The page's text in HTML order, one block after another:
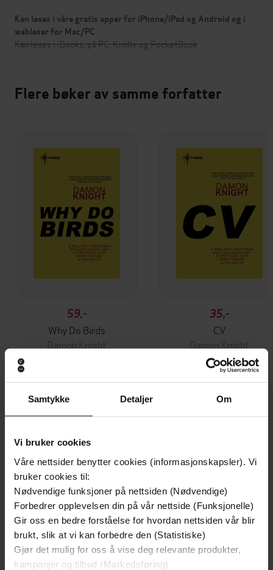
Samtykke Detaljer Om
Vi bruker cookies
Våre nettsider benytter cookies (informasjonskapsler). Vi
bruker cookies til:
Nødvendige funksjoner på nettsiden (Nødvendige)
Forbedrer opplevelsen din på vår nettside (Funksjonelle)
Gir oss en bedre forståelse for hvordan nettsiden vår blir
brukt, slik at vi kan forbedre den (Statistiske)
Gjør det mulig for oss å vise deg relevante produkter,
kampanjer og tilbud (Markedsføring)
Kan leses i våre gratis apper for iPhone/iPad og Android og i
webleser for Mac/PC
Kan leses i iBooks, på PC, Kindle og PocketBook
Flere bøker av samme forfatter
59,-
Why Do Birds
Damon Knight
35,-
CV
Damon Knight
EBOK
Andre har også kjøpt
Premium
Vinner av Rivertonprisen
Premium